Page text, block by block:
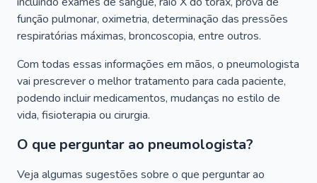
função pulmonar, oximetria, determinação das pressões
respiratórias máximas, broncoscopia, entre outros.
Com todas essas informações em mãos, o pneumologista
vai prescrever o melhor tratamento para cada paciente,
podendo incluir medicamentos, mudanças no estilo de
vida, fisioterapia ou cirurgia.
O que perguntar ao pneumologista?
Veja algumas sugestões sobre o que perguntar ao